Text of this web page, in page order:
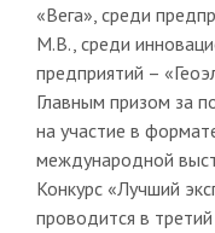
«Вега», среди
М.В., среди
предприятий –
Главным призом за
на участие в
международной
Конкурс «Лучший
проводится в